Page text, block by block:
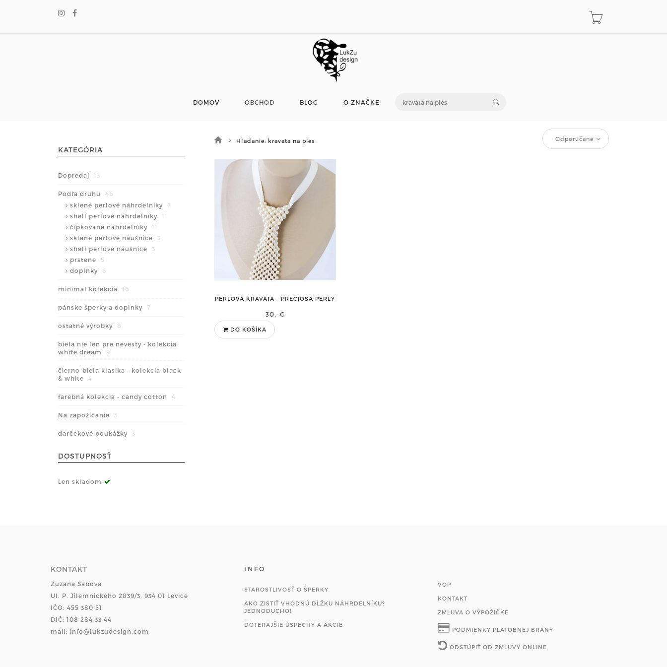
DOMOV OBCHOD BLOG O ZNAČKE
KATEGÓRIA
Dopredaj 13
Podľa druhu
46
sklené perlové náhrdelníky
7
shell perlové náhrdelníky
11
čipkované náhrdelníky
11
sklené perlové náušnice
3
shell perlové náušnice
3
prstene
5
doplnky
6
minimal kolekcia 16
pánske šperky a doplnky 7
ostatné výrobky 8
biela nie len pre nevesty - kolekcia
white dream
9
čierno-biela klasika - kolekcia black
& white
4
farebná kolekcia - candy cotton 4
Na zapožičanie 5
darčekové poukážky 3
DOSTUPNOSŤ
Len skladom
Hľadanie: kravata na ples Odporúčané
PERLOVÁ KRAVATA - PRECIOSA PERLY
30,-€
DO KOŠÍKA
KONTAKT
Zuzana Sabová
Ul. P. Jilemnického 2839/3, 934 01 Levice
IČO: 455 380 51
DIČ: 108 284 33 44
mail: info@lukzudesign.com
INFO
STAROSTLIVOSŤ O ŠPERKY
AKO ZISTIŤ VHODNÚ DĹŽKU NÁHRDELNÍKU?
JEDNODUCHO!
DOTERAJŠIE ÚSPECHY A AKCIE
VOP
KONTAKT
ZMLUVA O VÝPOŽIČKE
PODMIENKY PLATOBNEJ BRÁNY
ODSTÚPIŤ OD ZMLUVY ONLINE